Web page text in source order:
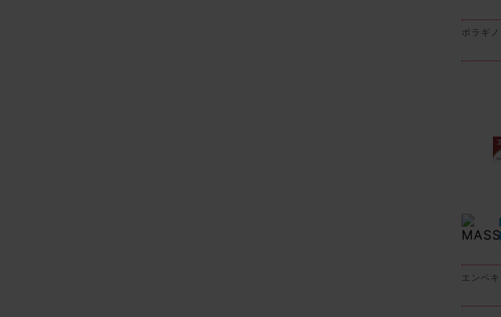
ボラギ
エンペキ